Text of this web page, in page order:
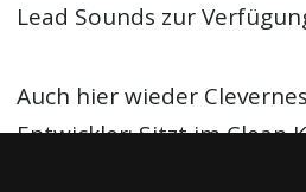
Lead Sounds zur
Auch hier wieder
Entwickler: Sitzt im Clean